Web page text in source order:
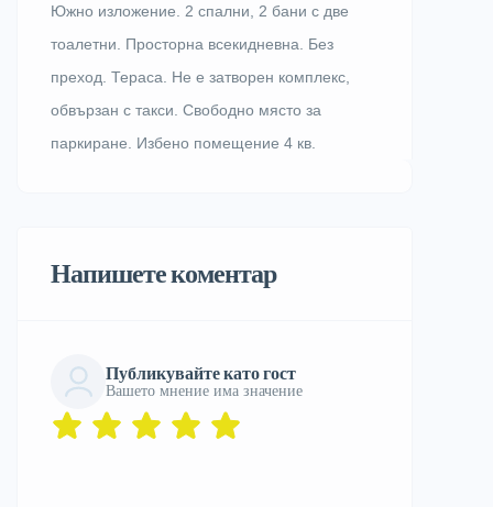
Южно изложение. 2 спални, 2 бани с две
тоалетни. Просторна всекидневна. Без
преход. Тераса. Не е затворен комплекс,
обвързан с такси. Свободно място за
паркиране. Избено помещение 4 кв.
Напишете коментар
Публикувайте като гост
Вашето мнение има значение